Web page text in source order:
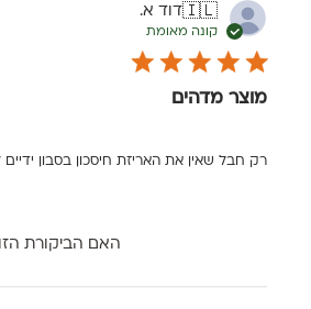
🇮🇱דוד א.
קונה מאומת
מוצר מדהים
רק חבל שאין את האריזת חיסכון בסבון ידיים
האם הביקורת